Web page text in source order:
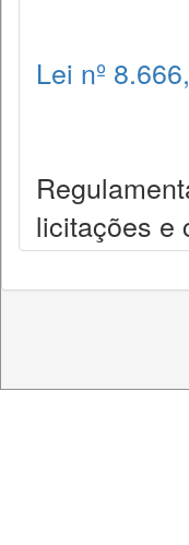
Lei nº
licitações e